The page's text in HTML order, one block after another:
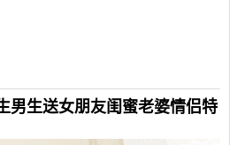
男生送女朋友闺蜜老婆情侣特